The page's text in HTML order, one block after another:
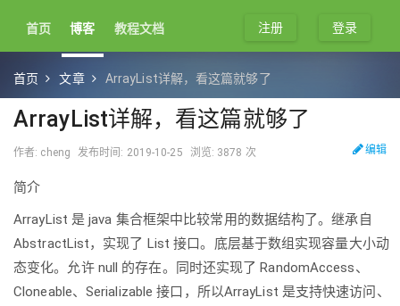
首页 博客 教程文档 登录
注册
首页 文章 ArrayList详解，看这篇就够了
ArrayList详解，看这篇就够了
作者: cheng 发布时间: 2019-10-25 浏览: 3878 次 编辑
简介
ArrayList 是 java 集合框架中比较常用的数据结构了。继承自
AbstractList，实现了 List 接口。底层基于数组实现容量大小动
态变化。允许 null 的存在。同时还实现了 RandomAccess、
Cloneable、Serializable 接口，所以ArrayList 是支持快速访问、